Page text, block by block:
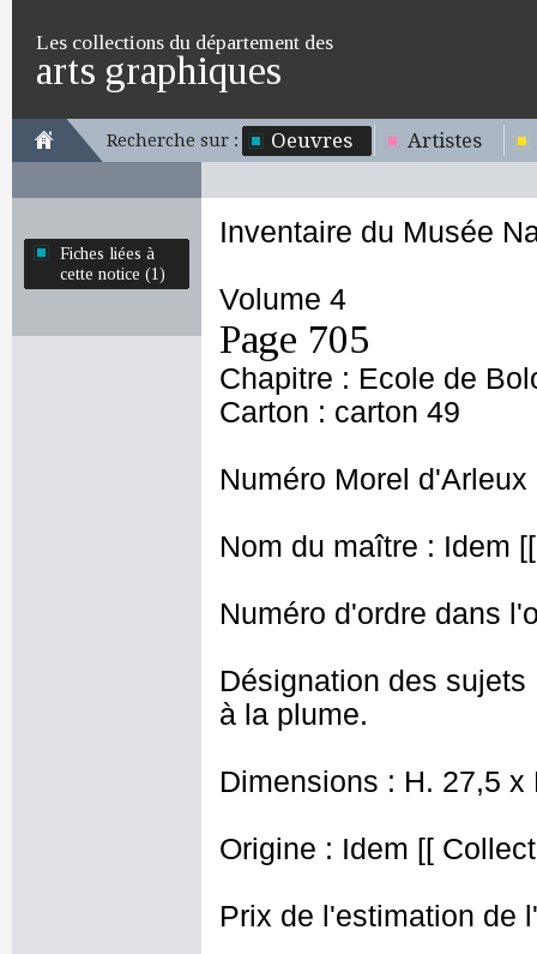
Les collections du département des
arts graphiques
Recherche sur : Oeuvres Artistes
Fiches liées à
cette notice (1)
Inventaire du Musée
Volume 4
Page 705
Chapitre : Ecole de
Carton : carton 49
Numéro Morel d'Arleux
Nom du maître : Idem
Numéro d'ordre dans
Désignation des
à la plume.
Dimensions : H. 27,5 x
Origine : Idem [[
Prix de l'estimation de